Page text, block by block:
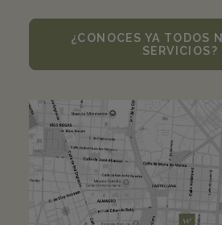
¿CONOCES YA TODOS
SERVICIOS?